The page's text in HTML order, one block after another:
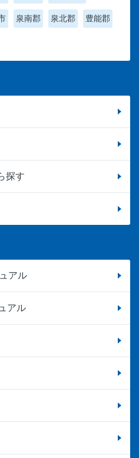
泉南郡 泉北郡 豊能郡
探す
アル
アル